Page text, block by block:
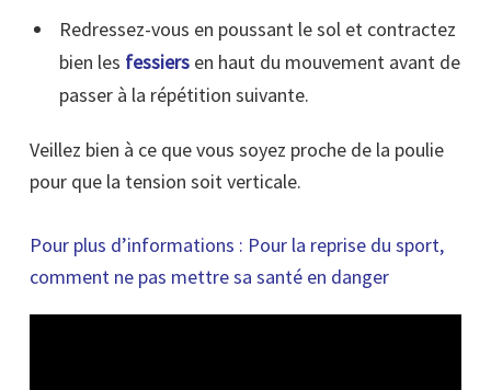
Redressez-vous en poussant le sol et contractez
bien les fessiersen haut du mouvement avant de
passer à la répétition suivante.
Veillez bien à ce que vous soyez proche de la poulie
pour que la tension soit verticale.
Pour plus d’informations : Pour la reprise du sport,
comment ne pas mettre sa santé en danger